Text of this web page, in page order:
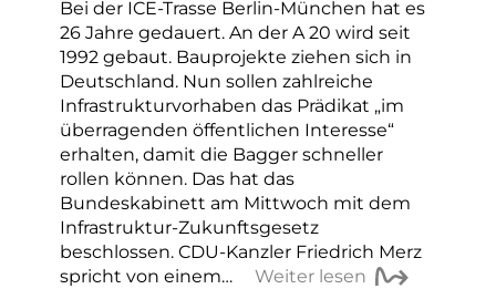
Bei der ICE-Trasse Berlin-München hat es
26 Jahre gedauert. An der A 20 wird seit
1992 gebaut. Bauprojekte ziehen sich in
Deutschland. Nun sollen zahlreiche
Infrastrukturvorhaben das Prädikat „im
überragenden öffentlichen Interesse“
erhalten, damit die Bagger schneller
rollen können. Das hat das
Bundeskabinett am Mittwoch mit dem
Infrastruktur-Zukunftsgesetz
beschlossen. CDU-Kanzler Friedrich Merz
spricht von einem…
Weiter lesen